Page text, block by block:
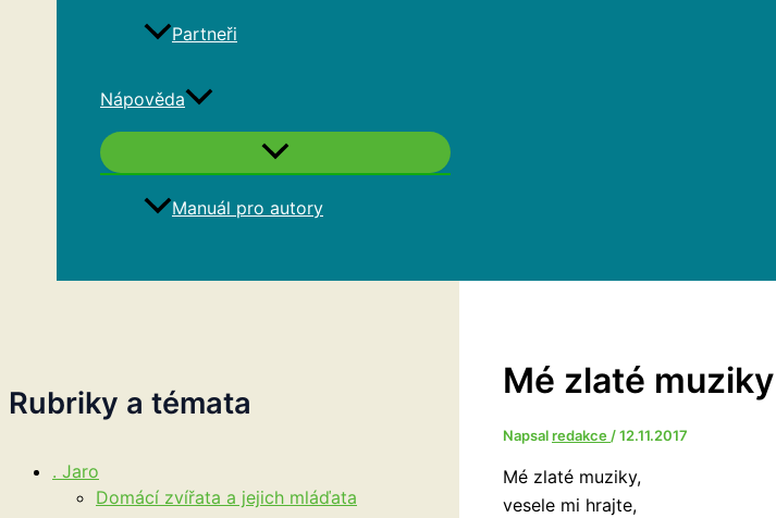
Partneři
Nápověda
Manuál pro autory
Rubriky a témata
. Jaro
Domácí zvířata a jejich mláďata
Mé zlaté muziky
Napsalredakce /12.11.2017
Mé zlaté muziky,
vesele mi hrajte,